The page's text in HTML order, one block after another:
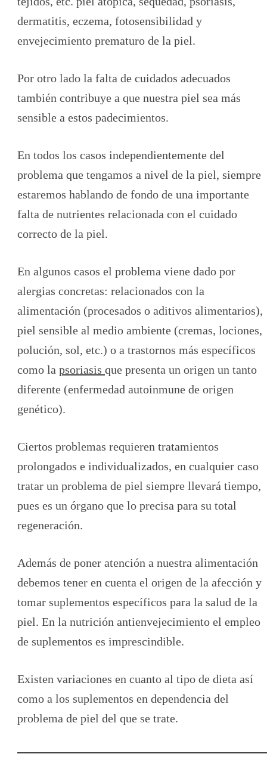
dermatitis, eczema, fotosensibilidad y
envejecimiento prematuro de la piel.
Por otro lado la falta de cuidados adecuados
también contribuye a que nuestra piel sea más
sensible a estos padecimientos.
En todos los casos independientemente del
problema que tengamos a nivel de la piel, siempre
estaremos hablando de fondo de una importante
falta de nutrientes relacionada con el cuidado
correcto de la piel.
En algunos casos el problema viene dado por
alergias concretas: relacionados con la
alimentación (procesados o aditivos alimentarios),
piel sensible al medio ambiente (cremas, lociones,
polución, sol, etc.) o a trastornos más específicos
como la psoriasis que presenta un origen un tanto
diferente (enfermedad autoinmune de origen
genético).
Ciertos problemas requieren tratamientos
prolongados e individualizados, en cualquier caso
tratar un problema de piel siempre llevará tiempo,
pues es un órgano que lo precisa para su total
regeneración.
Además de poner atención a nuestra alimentación
debemos tener en cuenta el origen de la afección y
tomar suplementos específicos para la salud de la
piel. En la nutrición antienvejecimiento el empleo
de suplementos es imprescindible.
Existen variaciones en cuanto al tipo de dieta así
como a los suplementos en dependencia del
problema de piel del que se trate.